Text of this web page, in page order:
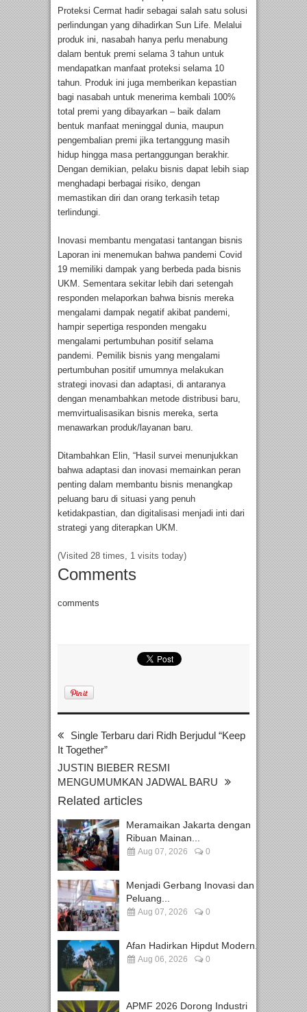
Proteksi Cermat hadir sebagai salah satu solusi
perlindungan yang dihadirkan Sun Life. Melalui
produk ini, nasabah hanya perlu menabung
dalam bentuk premi selama 3 tahun untuk
mendapatkan manfaat proteksi selama 10
tahun. Produk ini juga memberikan kepastian
bagi nasabah untuk menerima kembali 100%
total premi yang dibayarkan – baik dalam
bentuk manfaat meninggal dunia, maupun
pengembalian premi jika tertanggung masih
hidup hingga masa pertanggungan berakhir.
Dengan demikian, pelaku bisnis dapat lebih siap
menghadapi berbagai risiko, dengan
memastikan diri dan orang terkasih tetap
terlindungi.
Inovasi membantu mengatasi tantangan bisnis
Laporan ini menemukan bahwa pandemi Covid
19 memiliki dampak yang berbeda pada bisnis
UKM. Sementara sekitar lebih dari setengah
responden melaporkan bahwa bisnis mereka
mengalami dampak negatif akibat pandemi,
hampir sepertiga responden mengaku
mengalami pertumbuhan positif selama
pandemi. Pemilik bisnis yang mengalami
pertumbuhan positif umumnya melakukan
strategi inovasi dan adaptasi, di antaranya
dengan menambahkan metode distribusi baru,
memvirtualisasikan bisnis mereka, serta
menawarkan produk/layanan baru.
Ditambahkan Elin, “Hasil survei menunjukkan
bahwa adaptasi dan inovasi memainkan peran
penting dalam membantu bisnis menangkap
peluang baru di situasi yang penuh
ketidakpastian, dan digitalisasi menjadi inti dari
strategi yang diterapkan UKM.
(Visited 28 times, 1 visits today)
Comments
comments
Single Terbaru dari Ridh Berjudul “Keep
It Together”
JUSTIN BIEBER RESMI
MENGUMUMKAN JADWAL BARU
Related articles
Meramaikan Jakarta dengan
Ribuan Mainan...
Aug 07, 2026 0
Menjadi Gerbang Inovasi dan
Peluang...
Aug 07, 2026 0
Afan Hadirkan Hipdut Modern...
Aug 06, 2026 0
APMF 2026 Dorong Industri